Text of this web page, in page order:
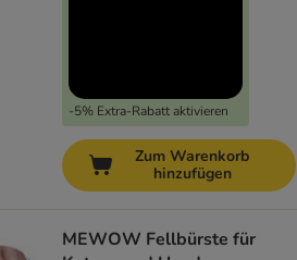
-5% Extra-Rabatt aktivieren
Zum Warenkorb
hinzufügen
MEWOW Fellbürste für